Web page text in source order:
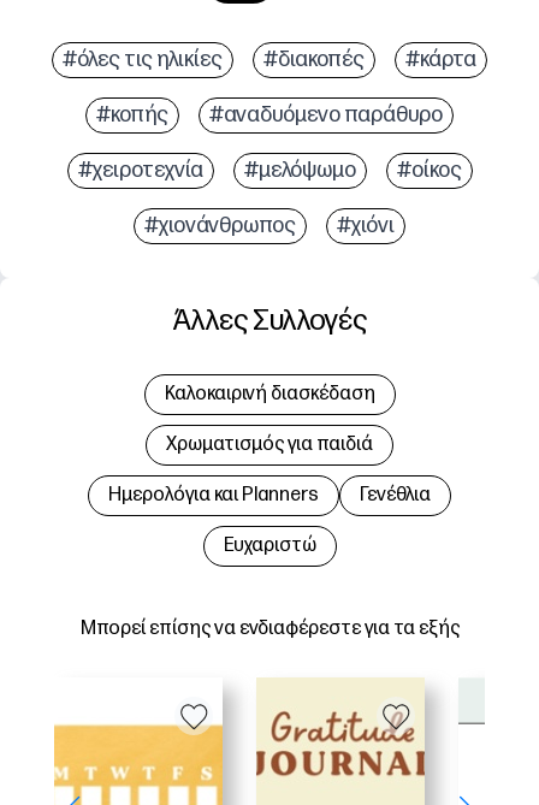
#όλες τις ηλικίες #διακοπές #κάρτα
#κοπής #αναδυόμενο παράθυρο
#χειροτεχνία #μελόψωμο #οίκος
#χιονάνθρωπος #χιόνι
Μπορεί επίσης να ενδιαφέρεστε για τα εξής
Άλλες Συλλογές
Καλοκαιρινή διασκέδαση
Χρωματισμός για παιδιά
Hμερολόγια και Planners Γενέθλια
Ευχαριστώ